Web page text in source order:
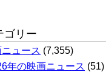
ゴリー
ュース (7,355)
年の映画ニュース (51)